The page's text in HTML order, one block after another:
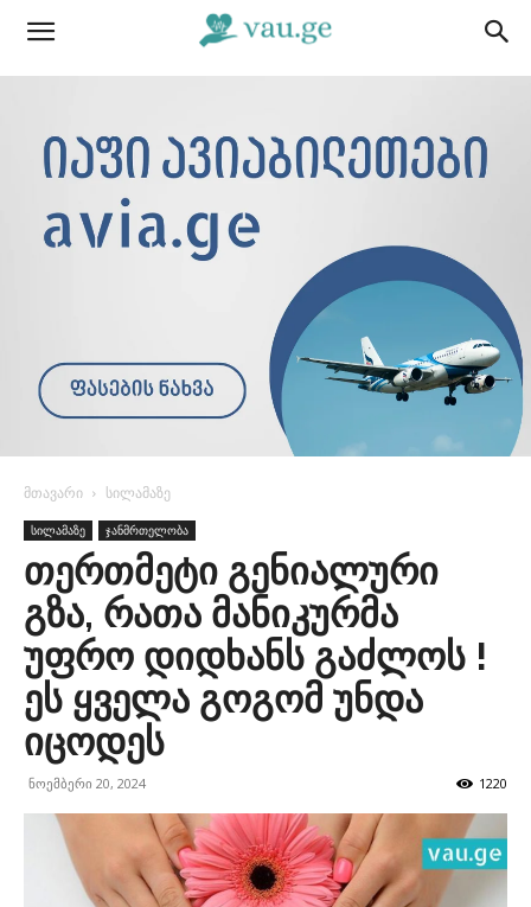
მთავარი სილამაზე
სილამაზე ჯანმრთელობა
თერთმეტი გენიალური
გზა, რათა მანიკურმა
უფრო დიდხანს გაძლოს !
ეს ყველა გოგომ უნდა
იცოდეს
ნოემბერი 20, 2024 1220